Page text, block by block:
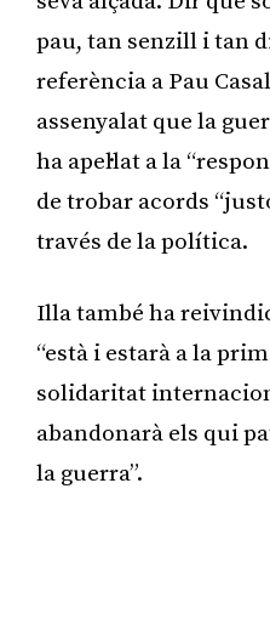
pau, tan senzill i tan
referència a Pau
assenyalat que la
ha apel·lat a la
de trobar acords
través de la política.
Illa també ha
“està i estarà a la
solidaritat
abandonarà els qui
la guerra”.